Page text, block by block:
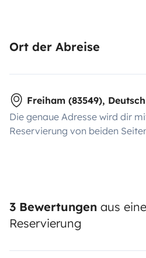
Ort der Abreise
Freiham (83549),
Die genaue Adresse wird dir
Reservierung von beiden
3 Bewertungen aus
Reservierung